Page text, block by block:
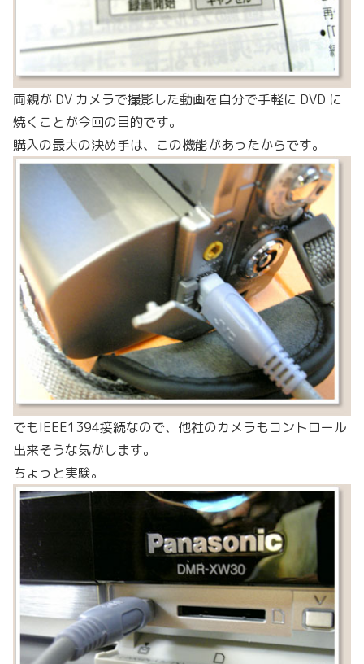
両親が DV カメラで撮影した動画を自分で手軽に DVD に
焼くことが今回の目的です。
購入の最大の決め手は、この機能があったからです。
でもIEEE1394接続なので、他社のカメラもコントロール
出来そうな気がします。
ちょっと実験。